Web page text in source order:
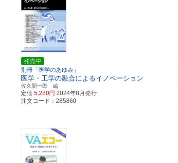
発売中
別冊「医学のあゆみ」
医学・工学の融合によるイノベーション
佐久間一郎 編
定価5,280円 2024年8月発行
注文コード：285860